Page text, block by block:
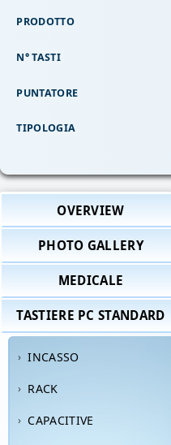
PRODOTTO
N° TASTI
PUNTATORE
TIPOLOGIA
OVERVIEW
PHOTO GALLERY
MEDICALE
TASTIERE PC STANDARD
INCASSO
RACK
CAPACITIVE